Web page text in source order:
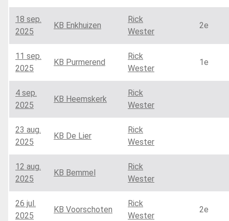
18 sep.
2025
KB Enkhuizen
Rick
Wester
2e
11 sep.
2025
KB Purmerend
Rick
Wester
1e
4 sep.
2025
KB Heemskerk
Rick
Wester
23 aug.
2025
KB De Lier
Rick
Wester
12 aug.
2025
KB Bemmel
Rick
Wester
26 jul.
2025
KB Voorschoten
Rick
Wester
2e